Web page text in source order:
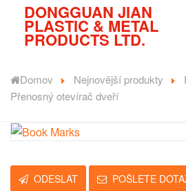
DONGGUAN JIAN
PLASTIC & METAL
PRODUCTS LTD.
Domov Nejnovější produkty
Přenosný otevírač dveří
ODESLAT POŠLETE